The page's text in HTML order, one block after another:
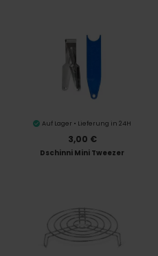
Auf Lager • Lieferung in 24H
3,00 €
Dschinni Mini Tweezer